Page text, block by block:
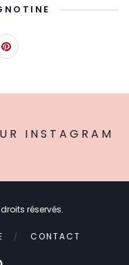
INSTAGRAM
réservés.
CONTACT